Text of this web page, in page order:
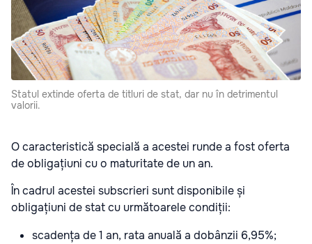
Statul extinde oferta de titluri de stat, dar nu în detrimentul
valorii.
O caracteristică specială a acestei runde a fost oferta
de obligațiuni cu o maturitate de un an.
În cadrul acestei subscrieri sunt disponibile și
obligațiuni de stat cu următoarele condiții:
scadența de 1 an, rata anuală a dobânzii 6,95%;